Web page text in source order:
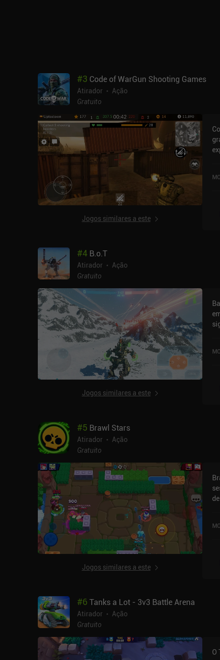
#3 Code of WarGun Shooting Games
Atirador
Ação
Gratuito
Jogos similares a este
#4 B.o.T
Atirador
Ação
Gratuito
Jogos similares a este
#5 Brawl Stars
Atirador
Ação
Gratuito
Jogos similares a este
segundos.
#6 Tanks a Lot - 3v3 Battle Arena
Atirador
Ação
Gratuito
O